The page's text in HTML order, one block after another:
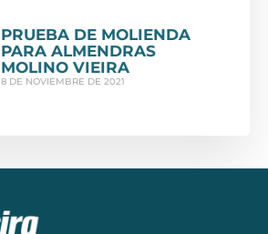
PRUEBA DE MOLIENDA
PARA ALMENDRAS
MOLINO VIEIRA
8 DE NOVIEMBRE DE 2021